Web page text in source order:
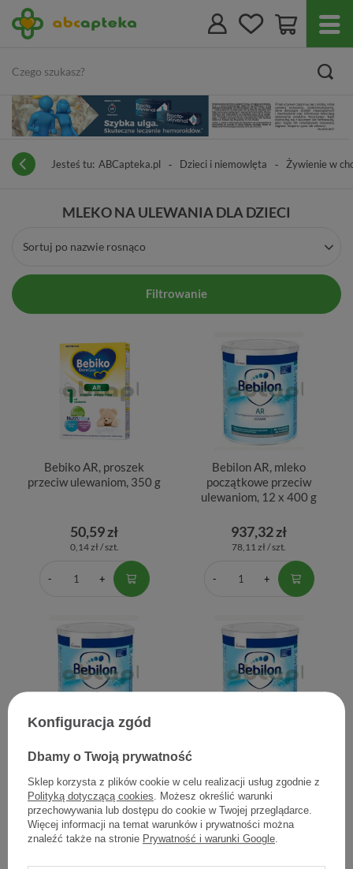
Jesteś tu: ABCapteka.pl Dzieci i niemowlęta Żywienie w
MLEKO NA ULEWANIA DLA DZIECI
Sortuj po nazwie rosnąco
Filtrowanie
Bebiko AR, proszek
przeciw ulewaniom, 350 g
50,59 zł
0,14 zł / szt.
Bebilon AR, mleko
początkowe przeciw
ulewaniom, 12 x 400 g
937,32 zł
78,11 zł / szt.
Bebilon AR, mleko
początkowe przeciw
ulewaniom, 400 g,
78,11 zł
0,20 zł / szt.
ulewaniom, 6 x 400 g
468,66 zł
78,11 zł / szt.
Konfiguracja zgód
Dbamy o Twoją prywatność
Sklep korzysta z plików cookie w celu realizacji usług zgodnie z
Polityką dotyczącą cookies . Możesz określić warunki
przechowywania lub dostępu do cookie w Twojej przeglądarce.
Więcej informacji na temat warunków i prywatności można
znaleźć także na stronie Prywatność i warunki Google